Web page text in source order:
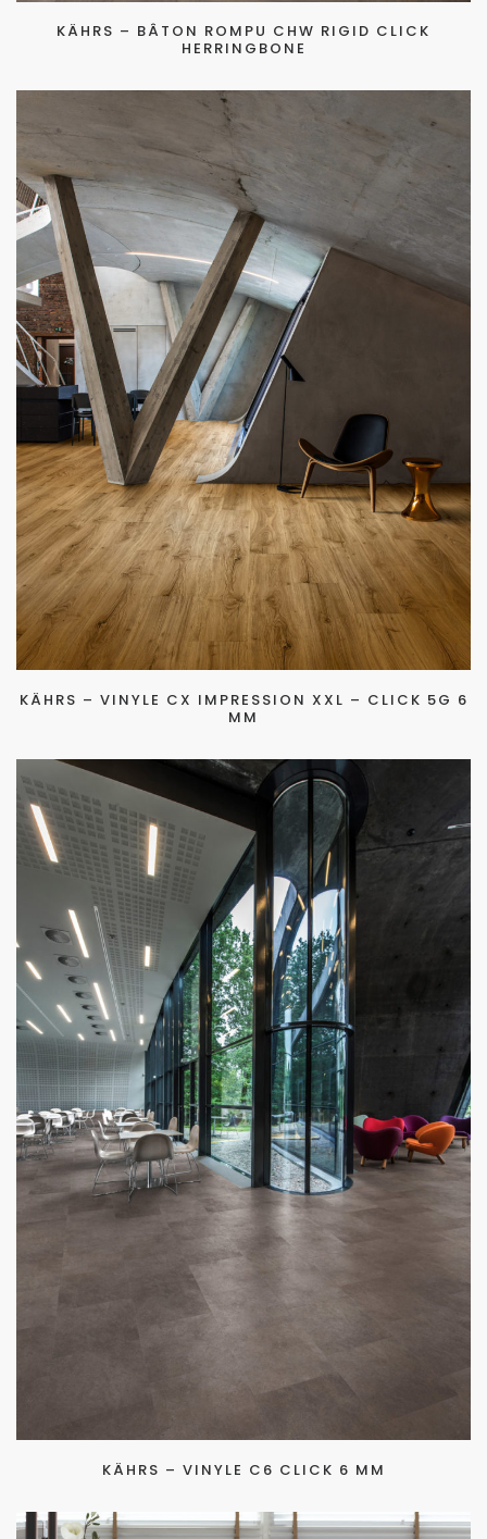
KÄHRS – BÂTON ROMPU CHW RIGID CLICK
HERRINGBONE
KÄHRS – VINYLE CX IMPRESSION XXL – CLICK 5G 6
MM
KÄHRS – VINYLE C6 CLICK 6 MM